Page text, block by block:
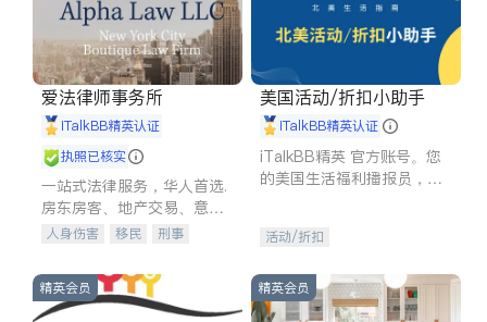
爱法律师事务所
iTalkBB精英认证
执照已核实
一站式法律服务，华人首选.
房东房客、地产交易、意外
伤害、车祸重伤、商业诉
建筑合同、刑事案件全包办
人身伤害 移民
刑事
信托/遗嘱
商业
索赔
律师-其它 保释
美国活动/折扣小助手
iTalkBB精英认证
iTalkBB精英 官方账号。您
的美国生活福利播报员，精
专属福利。
活动/折扣
精英会员 精英会员